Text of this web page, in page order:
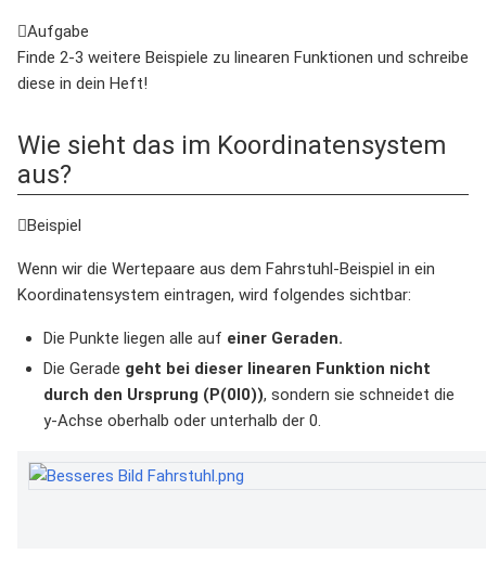
Aufgabe
Finde 2-3 weitere Beispiele zu linearen Funktionen und schreibe
diese in dein Heft!
Wie sieht das im Koordinatensystem
aus?
Beispiel
Wenn wir die Wertepaare aus dem Fahrstuhl-Beispiel in ein
Koordinatensystem eintragen, wird folgendes sichtbar:
Die Punkte liegen alle auf einer Geraden.
Die Gerade geht bei dieser linearen Funktion nicht
durch den Ursprung (P(0I0)), sondern sie schneidet die
y-Achse oberhalb oder unterhalb der 0.